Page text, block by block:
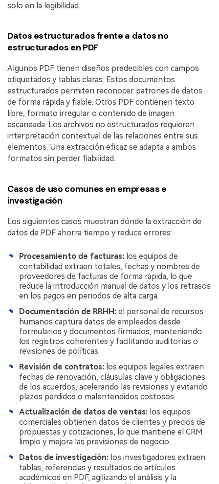
solo en la legibilidad.
Datos estructurados frente a datos no
estructurados en PDF
Algunos PDF tienen diseños predecibles con campos
etiquetados y tablas claras. Estos documentos
estructurados permiten reconocer patrones de datos
de forma rápida y fiable. Otros PDF contienen texto
libre, formato irregular o contenido de imagen
escaneada. Los archivos no estructurados requieren
interpretación contextual de las relaciones entre sus
elementos. Una extracción eficaz se adapta a ambos
formatos sin perder fiabilidad.
Casos de uso comunes en empresas e
investigación
Los siguientes casos muestran dónde la extracción de
datos de PDF ahorra tiempo y reduce errores:
Procesamiento de facturas: los equipos de
contabilidad extraen totales, fechas y nombres de
proveedores de facturas de forma rápida, lo que
reduce la introducción manual de datos y los retrasos
en los pagos en periodos de alta carga.
Documentación de RRHH: el personal de recursos
humanos captura datos de empleados desde
formularios y documentos firmados, manteniendo
los registros coherentes y facilitando auditorías o
revisiones de políticas.
Revisión de contratos: los equipos legales extraen
fechas de renovación, cláusulas clave y obligaciones
de los acuerdos, acelerando las revisiones y evitando
plazos perdidos o malentendidos costosos.
Actualización de datos de ventas: los equipos
comerciales obtienen datos de clientes y precios de
propuestas y cotizaciones, lo que mantiene el CRM
limpio y mejora las previsiones de negocio.
Datos de investigación: los investigadores extraen
tablas, referencias y resultados de artículos
académicos en PDF, agilizando el análisis y la